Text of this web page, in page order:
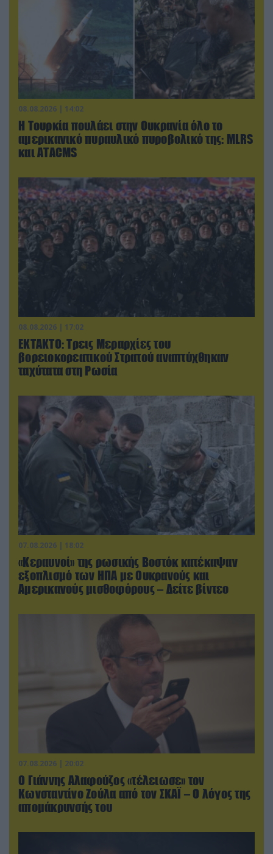
08.08.2026 | 14:02
Η Τουρκία πουλάει στην Ουκρανία όλο το
αμερικανικό πυραυλικό πυροβολικό της: MLRS
και ΑΤΑCMS
08.08.2026 | 17:02
ΕΚΤΑΚΤΟ: Τρεις Μεραρχίες του
βορειοκορεατικού Στρατού αναπτύχθηκαν
ταχύτατα στη Ρωσία
07.08.2026 | 18:02
«Κεραυνοί» της ρωσικής Βοστόκ κατέκαψαν
εξοπλισμό των ΗΠΑ με Ουκρανούς και
Αμερικανούς μισθοφόρους – Δείτε βίντεο
07.08.2026 | 20:02
Ο Γιάννης Αλαφούζος «τέλειωσε» τον
Κωνσταντίνο Ζούλα από τον ΣΚΑΪ – Ο λόγος της
απομάκρυνσής του